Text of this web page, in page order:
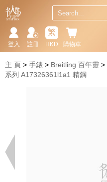
購物車
繁
HKD
註冊
登入
主 頁 手錶 Breitling 百年靈
系列 A17326361l1a1 精鋼